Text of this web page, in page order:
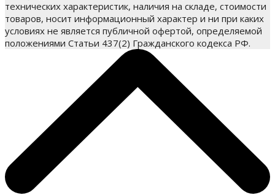
технических характеристик, наличия на складе, стоимости
товаров, носит информационный характер и ни при каких
условиях не является публичной офертой, определяемой
положениями Статьи 437(2) Гражданского кодекса РФ.